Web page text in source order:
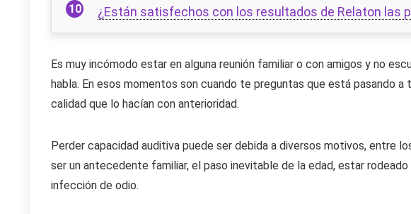
¿Están satisfechos con los resultados de Relaton las
Es muy incómodo estar en alguna reunión familiar o con amigos y no
habla. En esos momentos son cuando te preguntas que está pasando
calidad que lo hacían con anterioridad.
Perder capacidad auditiva puede ser debida a diversos motivos, entre
ser un antecedente familiar, el paso inevitable de la edad, estar
infección de odio.